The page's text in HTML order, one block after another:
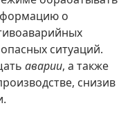
о
ситуаций.
аварии, а также
снизив